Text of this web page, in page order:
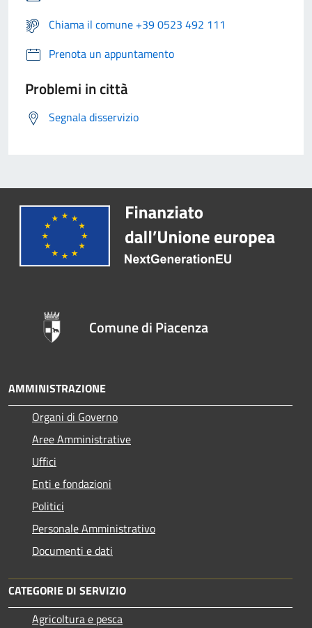
Chiama il comune +39 0523 492 111
Prenota un appuntamento
Problemi in città
Segnala disservizio
Comune di Piacenza
AMMINISTRAZIONE
Organi di Governo
Aree Amministrative
Uffici
Enti e fondazioni
Politici
Personale Amministrativo
Documenti e dati
CATEGORIE DI SERVIZIO
Agricoltura e pesca